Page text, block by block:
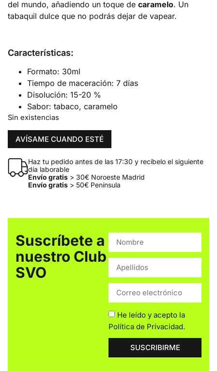
del mundo, añadiendo un toque de caramelo. Un
tabaquil dulce que no podrás dejar de vapear.
Características:
Formato: 30ml
Tiempo de maceración: 7 días
Disolución: 15-20 %
Sabor: tabaco, caramelo
Sin existencias
AVÍSAME CUANDO ESTÉ
Haz tu pedido antes de las 17:30 y recíbelo el siguiente
día laborable
Envío gratis> 30€ Noroeste Madrid
Envío gratis> 50€ Península
Suscríbete a
nuestro Club
SVO
He leído y acepto la
Política de Privacidad.
SUSCRIBIRME